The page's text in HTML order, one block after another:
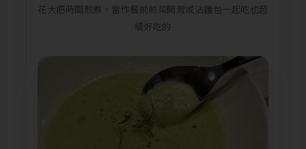
花大把時間熬煮，當作餐前前菜開胃或沾麵包一起吃也超
級好吃的